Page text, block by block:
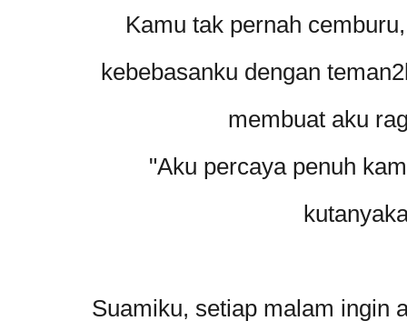
Kamu tak pernah
kebebasanku dengan
membuat aku
"Aku percaya penuh
Suamiku, setiap malam ingin